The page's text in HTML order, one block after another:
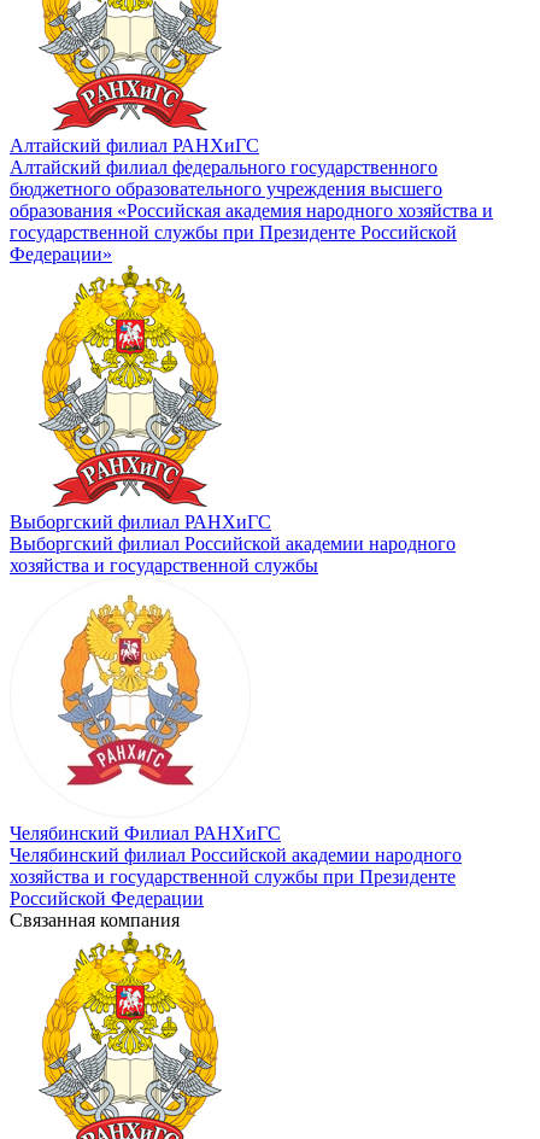
Алтайский филиал РАНХиГС
Алтайский филиал федерального государственного
бюджетного образовательного учреждения высшего
образования «Российская академия народного хозяйства и
государственной службы при Президенте Российской
Федерации»
Выборгский филиал РАНХиГС
Выборгский филиал Российской академии народного
хозяйства и государственной службы
Челябинский Филиал РАНХиГС
Челябинский филиал Российской академии народного
хозяйства и государственной службы при Президенте
Российской Федерации
Связанная компания